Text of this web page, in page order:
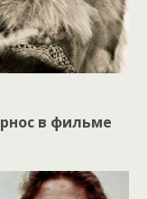
в фильме